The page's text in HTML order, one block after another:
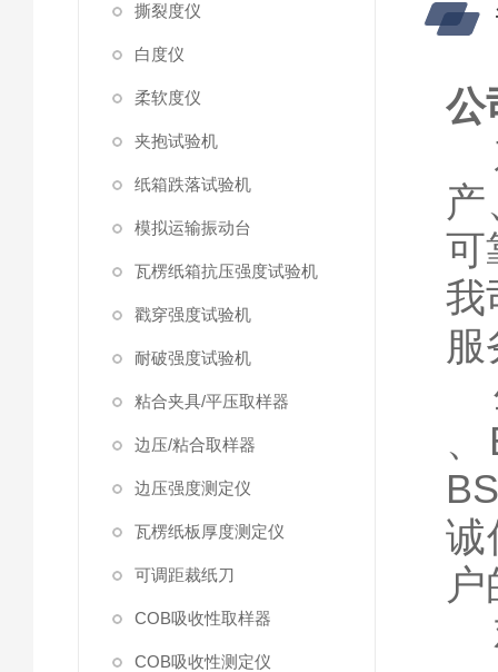
撕裂度仪
白度仪
柔软度仪
夹抱试验机
纸箱跌落试验机
模拟运输振动台
瓦楞纸箱抗压强度试验机
戳穿强度试验机
耐破强度试验机
粘合夹具/平压取样器
边压/粘合取样器
边压强度测定仪
瓦楞纸板厚度测定仪
可调距裁纸刀
COB吸收性取样器
COB吸收性测定仪
公
可
我
诚